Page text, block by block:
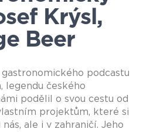
Krýsl,
Beer
podcastu
legendu českého
podělil o svou cestu od
projektům, které si
ale i v zahraničí. Jeho